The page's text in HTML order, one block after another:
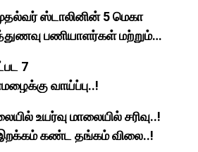
ஸ்டாலினின் 5 மெகா
பணியாளர்கள் மற்றும்
7
வாய்ப்பு..!
உயர்வு மாலையில் சரிவு..!
இறக்கம் கண்ட தங்கம் விலை..!